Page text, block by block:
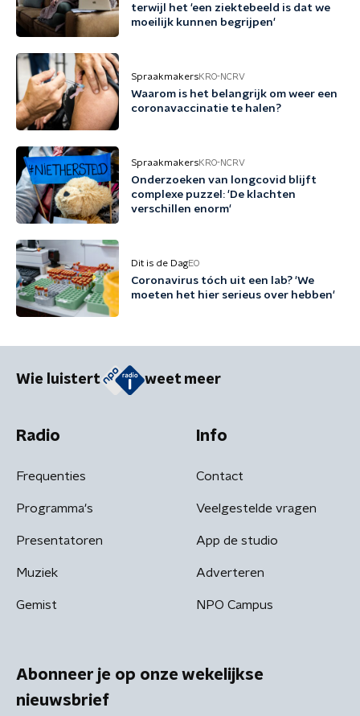
terwijl het 'een ziektebeeld is dat we
moeilijk kunnen begrijpen'
SpraakmakersKRO-NCRV
Waarom is het belangrijk om weer een
coronavaccinatie te halen?
SpraakmakersKRO-NCRV
Onderzoeken van longcovid blijft
complexe puzzel: 'De klachten
verschillen enorm'
Dit is de DagEO
Coronavirus tóch uit een lab? 'We
moeten het hier serieus over hebben'
Wie luistert weet meer
Radio
Frequenties
Programma's
Presentatoren
Muziek
Gemist
Info
Contact
Veelgestelde vragen
App de studio
Adverteren
NPO Campus
Abonneer je op onze wekelijkse
nieuwsbrief